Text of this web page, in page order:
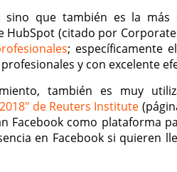
que también es la más
HubSpot (citado por
; específicamente
y con excelente
también es muy
de Reuters Institute
Facebook como plataforma
en Facebook si quieren